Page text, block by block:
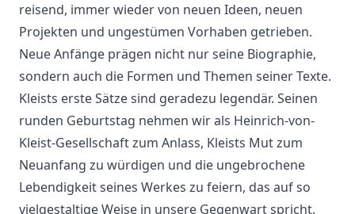
reisend, immer wieder von neuen Ideen, neuen
Projekten und ungestümen Vorhaben getrieben.
Neue Anfänge prägen nicht nur seine Biographie,
sondern auch die Formen und Themen seiner Texte.
Kleists erste Sätze sind geradezu legendär. Seinen
runden Geburtstag nehmen wir als Heinrich-von-
Kleist-Gesellschaft zum Anlass, Kleists Mut zum
Neuanfang zu würdigen und die ungebrochene
Lebendigkeit seines Werkes zu feiern, das auf so
vielgestaltige Weise in unsere Gegenwart spricht.